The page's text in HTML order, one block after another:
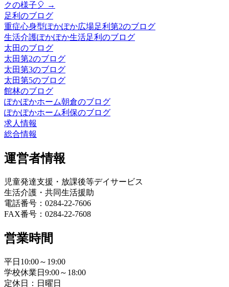
クの様子🎈 →
足利のブログ
重症心身型ぽかぽか広場足利第2のブログ
生活介護ぽかぽか生活足利のブログ
太田のブログ
太田第2のブログ
太田第3のブログ
太田第5のブログ
館林のブログ
ぽかぽかホーム朝倉のブログ
ぽかぽかホーム利保のブログ
求人情報
総合情報
運営者情報
児童発達支援・放課後等デイサービス
生活介護・共同生活援助
電話番号：0284-22-7606
FAX番号：0284-22-7608
営業時間
平日10:00～19:00
学校休業日9:00～18:00
定休日：日曜日